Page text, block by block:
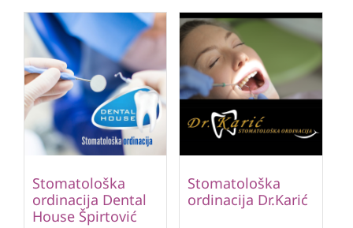
Stomatološka
ordinacija Dental
House Špirtović
Stomatološka
ordinacija Dr.Karić